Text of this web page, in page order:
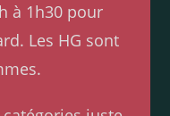
à 1h30 pour
Les HG sont